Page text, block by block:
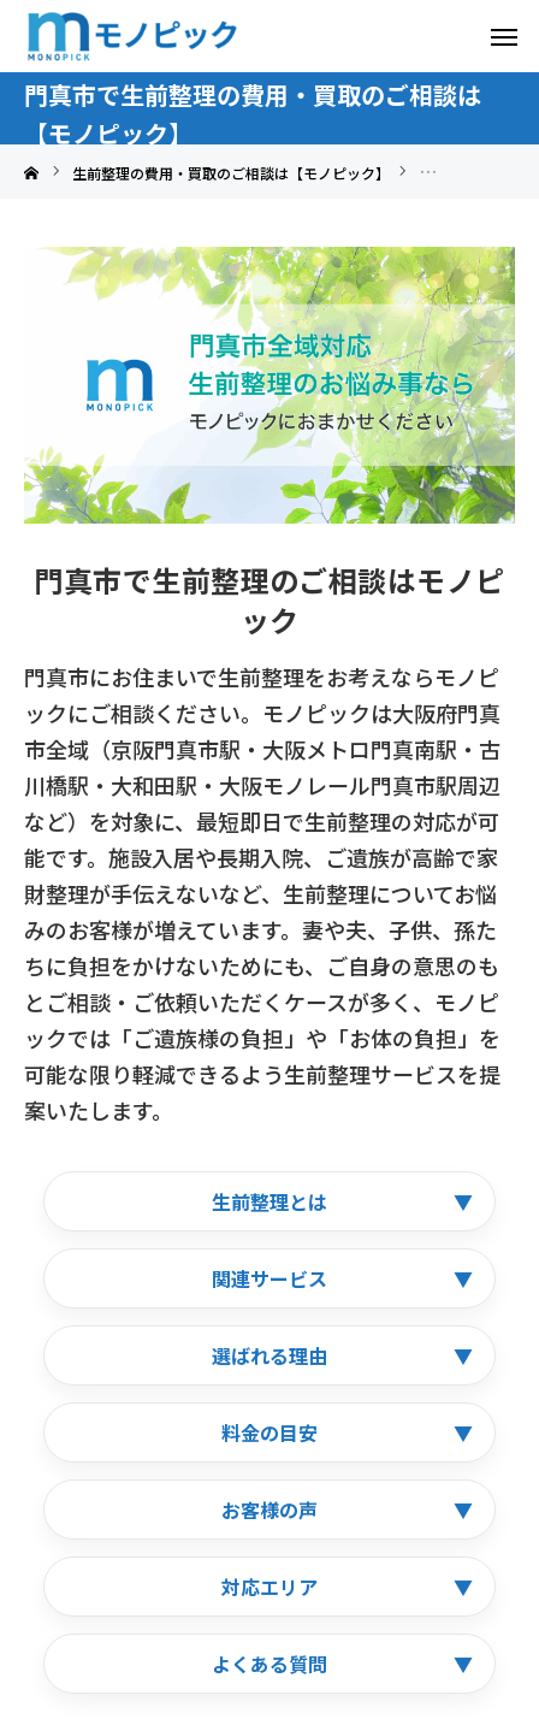
門真市で生前整理の費用・買取のご相談は
【モノピック】
生前整理の費用・買取のご相談は【モノピック】 大阪府で生前整
門真市で生前整理のご相談はモノピ
ック
門真市にお住まいで生前整理をお考えならモノピ
ックにご相談ください。モノピックは大阪府門真
市全域（京阪門真市駅・大阪メトロ門真南駅・古
川橋駅・大和田駅・大阪モノレール門真市駅周辺
など）を対象に、最短即日で生前整理の対応が可
能です。施設入居や長期入院、ご遺族が高齢で家
財整理が手伝えないなど、生前整理についてお悩
みのお客様が増えています。妻や夫、子供、孫た
ちに負担をかけないためにも、ご自身の意思のも
とご相談・ご依頼いただくケースが多く、モノピ
ックでは「ご遺族様の負担」や「お体の負担」を
可能な限り軽減できるよう生前整理サービスを提
案いたします。
生前整理とは ▼
関連サービス ▼
選ばれる理由 ▼
料金の目安 ▼
お客様の声 ▼
対応エリア ▼
よくある質問 ▼